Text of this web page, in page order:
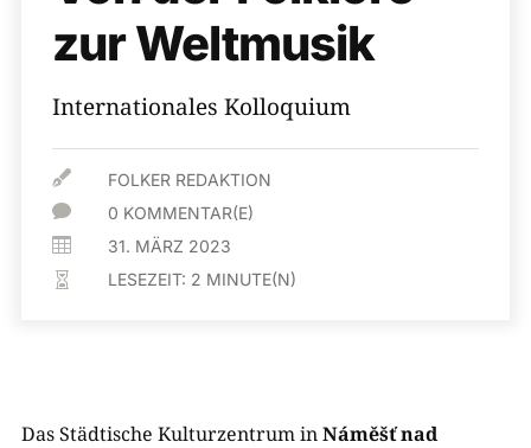
zur Weltmusik
Internationales Kolloquium
 FOLKER REDAKTION
 0 KOMMENTAR(E)
 31. MÄRZ 2023
 LESEZEIT: 2 MINUTE(N)
Das Städtische Kulturzentrum inNáměšť nad